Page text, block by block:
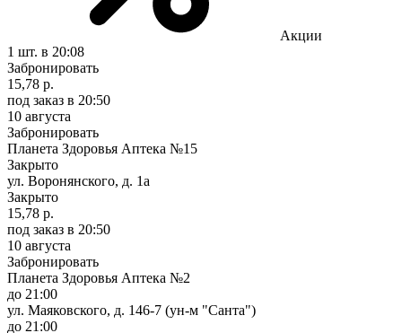
Акции
1 шт. в 20:08
Забронировать
15,78 р.
под заказ в 20:50
10 августа
Забронировать
Планета Здоровья Аптека №15
Закрыто
ул. Воронянского, д. 1а
Закрыто
15,78 р.
под заказ в 20:50
10 августа
Забронировать
Планета Здоровья Аптека №2
до 21:00
ул. Маяковского, д. 146-7 (ун-м "Санта")
до 21:00